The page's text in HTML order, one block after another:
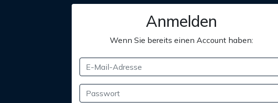
Anmelden
Wenn Sie bereits einen Account haben: